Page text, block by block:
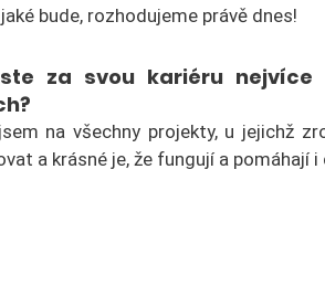
bude, rozhodujeme právě dnes!
za svou kariéru
na všechny projekty, u jejichž
a krásné je, že fungují a pomáhají i